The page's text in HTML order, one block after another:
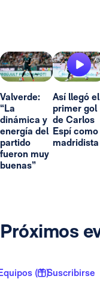
Valverde:
“La
dinámica y
energía del
partido
fueron muy
buenas”
Así llegó el
primer gol
de Carlos
Espí como
madridista
Próximos
( 1 )Suscribirse